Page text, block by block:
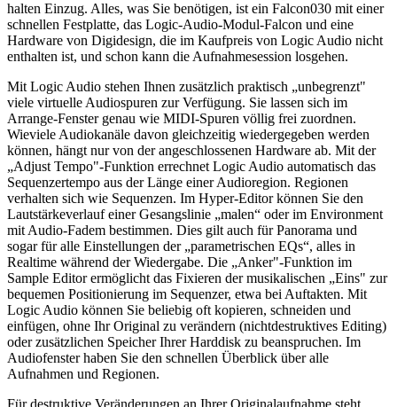
halten Einzug. Alles, was Sie benötigen, ist ein Falcon030 mit einer
schnellen Festplatte, das Logic-Audio-Modul-Falcon und eine
Hardware von Digidesign, die im Kaufpreis von Logic Audio nicht
enthalten ist, und schon kann die Aufnahmesession losgehen.
Mit Logic Audio stehen Ihnen zusätzlich praktisch „unbegrenzt"
viele virtuelle Audiospuren zur Verfügung. Sie lassen sich im
Arrange-Fenster genau wie MIDI-Spuren völlig frei zuordnen.
Wieviele Audiokanäle davon gleichzeitig wiedergegeben werden
können, hängt nur von der angeschlossenen Hardware ab. Mit der
„Adjust Tempo"-Funktion errechnet Logic Audio automatisch das
Sequenzertempo aus der Länge einer Audioregion. Regionen
verhalten sich wie Sequenzen. Im Hyper-Editor können Sie den
Lautstärkeverlauf einer Gesangslinie „malen“ oder im Environment
mit Audio-Fadem bestimmen. Dies gilt auch für Panorama und
sogar für alle Einstellungen der „parametrischen EQs“, alles in
Realtime während der Wiedergabe. Die „Anker"-Funktion im
Sample Editor ermöglicht das Fixieren der musikalischen „Eins" zur
bequemen Positionierung im Sequenzer, etwa bei Auftakten. Mit
Logic Audio können Sie beliebig oft kopieren, schneiden und
einfügen, ohne Ihr Original zu verändern (nichtdestruktives Editing)
oder zusätzlichen Speicher Ihrer Harddisk zu beanspruchen. Im
Audiofenster haben Sie den schnellen Überblick über alle
Aufnahmen und Regionen.
Für destruktive Veränderungen an Ihrer Originalaufnahme steht